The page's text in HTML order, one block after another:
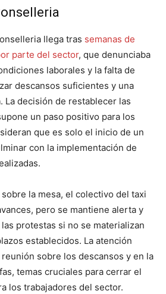
llega tras semanas de
parte del sector, que denunciaba
laborales y la falta de
descansos suficientes y una
La decisión de restablecer las
un paso positivo para los
que es solo el inicio de un
con la implementación de
la mesa, el colectivo del taxi
pero se mantiene alerta y
protestas si no se materializan
establecidos. La atención
sobre los descansos y en la
temas cruciales para cerrar el
los trabajadores del sector.